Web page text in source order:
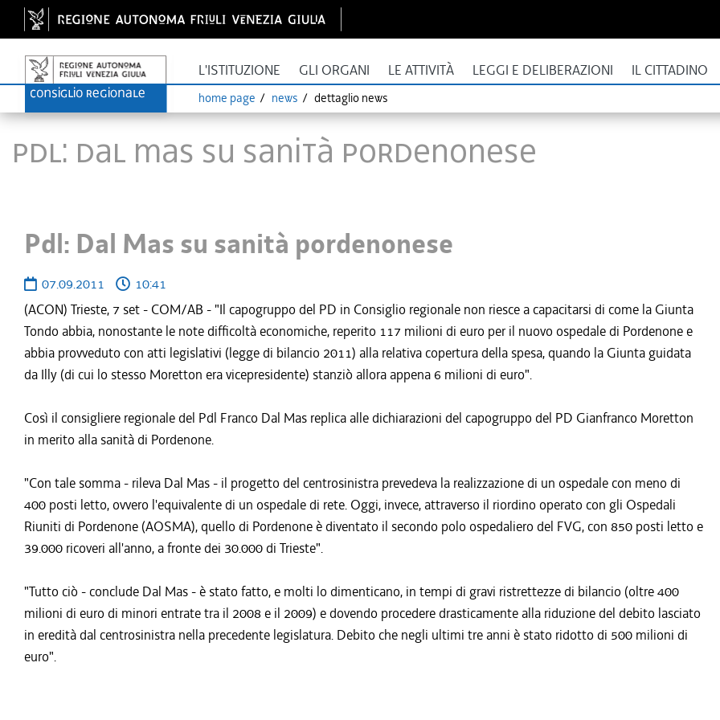
L'ISTITUZIONE GLI ORGANI LE ATTIVITÀ LEGGI E DELIBERAZIONI IL CITTADINO
home page news dettaglio news
Pdl: Dal Mas su sanità pordenonese
Pdl: Dal Mas su sanità pordenonese
07.09.2011
10:41
(ACON) Trieste, 7 set - COM/AB - "Il capogruppo del PD in Consiglio regionale non riesce a capacitarsi di come la Giunta
Tondo abbia, nonostante le note difficoltà economiche, reperito 117 milioni di euro per il nuovo ospedale di Pordenone e
abbia provveduto con atti legislativi (legge di bilancio 2011) alla relativa copertura della spesa, quando la Giunta guidata
da Illy (di cui lo stesso Moretton era vicepresidente) stanziò allora appena 6 milioni di euro".
Così il consigliere regionale del Pdl Franco Dal Mas replica alle dichiarazioni del capogruppo del PD Gianfranco Moretton
in merito alla sanità di Pordenone.
"Con tale somma - rileva Dal Mas - il progetto del centrosinistra prevedeva la realizzazione di un ospedale con meno di
400 posti letto, ovvero l'equivalente di un ospedale di rete. Oggi, invece, attraverso il riordino operato con gli Ospedali
Riuniti di Pordenone (AOSMA), quello di Pordenone è diventato il secondo polo ospedaliero del FVG, con 850 posti letto e
39.000 ricoveri all'anno, a fronte dei 30.000 di Trieste".
"Tutto ciò - conclude Dal Mas - è stato fatto, e molti lo dimenticano, in tempi di gravi ristrettezze di bilancio (oltre 400
milioni di euro di minori entrate tra il 2008 e il 2009) e dovendo procedere drasticamente alla riduzione del debito lasciato
in eredità dal centrosinistra nella precedente legislatura. Debito che negli ultimi tre anni è stato ridotto di 500 milioni di
euro".